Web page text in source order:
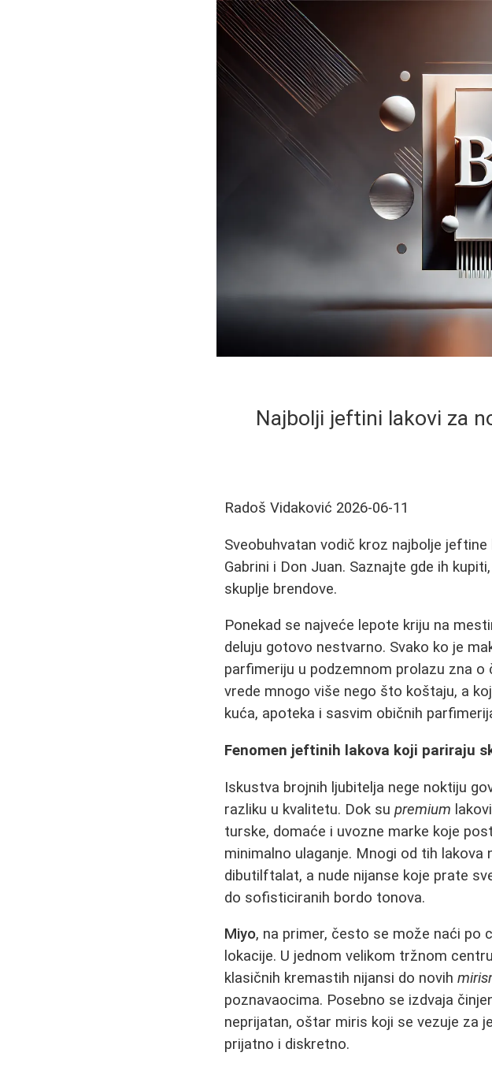
Najbolji jeftini lakovi za
Radoš Vidaković 2026-06-11
Sveobuhvatan vodič kroz najbolje
Gabrini i Don Juan. Saznajte gde ih
skuplje brendove.
Ponekad se najveće lepote kriju na
deluju gotovo nestvarno. Svako ko je
parfimeriju u podzemnom prolazu zna o
vrede mnogo više nego što koštaju, a
kuća, apoteka i sasvim običnih
Fenomen jeftinih lakova koji pariraju
Iskustva brojnih ljubitelja nege noktiju
razliku u kvalitetu. Dok supremium
turske, domaće i uvozne marke koje
minimalno ulaganje. Mnogi od tih
dibutilftalat, a nude nijanse koje prate
do sofisticiranih bordo tonova.
Miyo, na primer, često se može naći po
lokacije. U jednom velikom tržnom
klasičnih kremastih nijansi do novih
poznavaocima. Posebno se izdvaja
neprijatan, oštar miris koji se vezuje za
prijatno i diskretno.